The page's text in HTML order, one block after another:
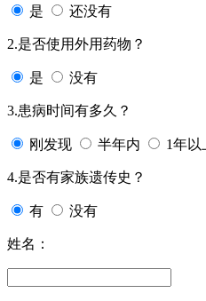
是 还没有
2.是否使用外用药物？
是 没有
3.患病时间有多久？
刚发现 半年内 1年以
4.是否有家族遗传史？
有 没有
姓名：